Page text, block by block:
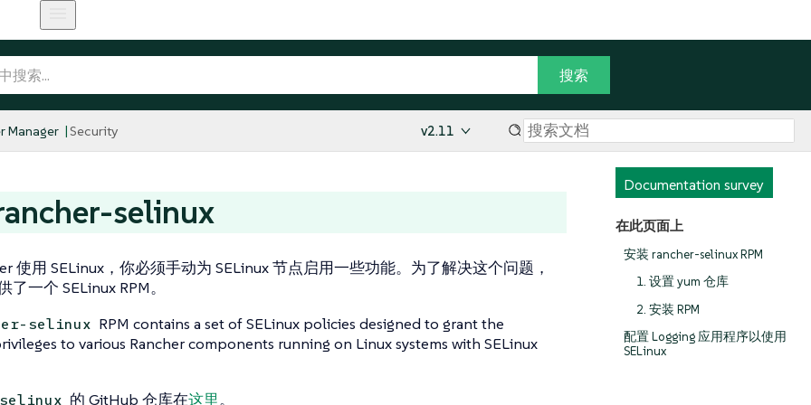
Manager Security v2.11
Documentation survey
在此页面上
安装 rancher-selinux RPM
1. 设置 yum 仓库
2. 安装 RPM
配置 Logging 应用程序以使用
SELinux
selinux
使用 SELinux，你必须手动为 SELinux 节点启用一些功能。为了解决这个问题，
了一个 SELinux RPM。
selinux RPM contains a set of SELinux policies designed to grant the
to various Rancher components running on Linux systems with SELinux
的 GitHub 仓库在这里。